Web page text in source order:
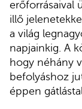
erőforrásaival
illő
a világ
napjainkig. A
hogy néhány
befolyáshoz
éppen